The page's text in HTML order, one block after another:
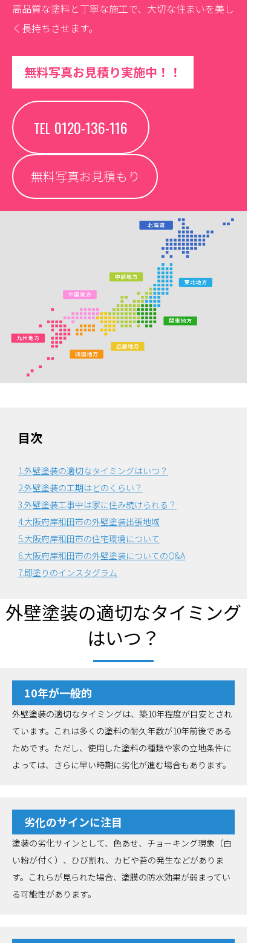
高品質な塗料と丁寧な施工で、大切な住まいを美し
く長持ちさせます。
無料写真お見積り実施中！！
TEL 0120-136-116
無料写真お見積もり
目次
1.外壁塗装の適切なタイミングはいつ？
2.外壁塗装の工期はどのくらい？
3.外壁塗装工事中は家に住み続けられる？
4.大阪府岸和田市の外壁塗装出張地域
5.大阪府岸和田市の住宅環境について
6.大阪府岸和田市の外壁塗装についてのQ&A
7.即塗りのインスタグラム
外壁塗装の適切なタイミング
はいつ？
10年が一般的
外壁塗装の適切なタイミングは、築10年程度が目安とされ
ています。これは多くの塗料の耐久年数が10年前後である
ためです。ただし、使用した塗料の種類や家の立地条件に
よっては、さらに早い時期に劣化が進む場合もあります。
劣化のサインに注目
塗装の劣化サインとして、色あせ、チョーキング現象（白
い粉が付く）、ひび割れ、カビや苔の発生などがありま
す。これらが見られた場合、塗膜の防水効果が弱まってい
る可能性があります。